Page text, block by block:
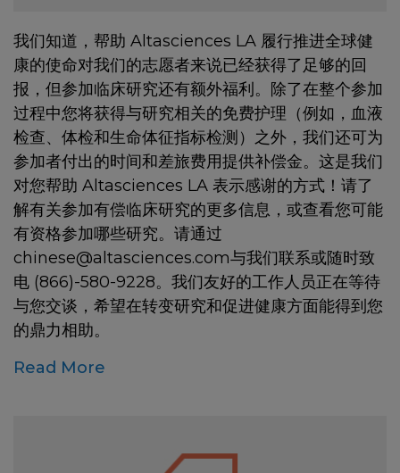
我们知道，帮助 Altasciences LA 履行推进全球健
康的使命对我们的志愿者来说已经获得了足够的回
报，但参加临床研究还有额外福利。除了在整个参加
过程中您将获得与研究相关的免费护理（例如，血液
检查、体检和生命体征指标检测）之外，我们还可为
参加者付出的时间和差旅费用提供补偿金。这是我们
对您帮助 Altasciences LA 表示感谢的方式！请了
解有关参加有偿临床研究的更多信息，或查看您可能
有资格参加哪些研究。请通过
chinese@altasciences.com与我们联系或随时致
电 (866)-580-9228。我们友好的工作人员正在等待
与您交谈，希望在转变研究和促进健康方面能得到您
的鼎力相助。
Read More